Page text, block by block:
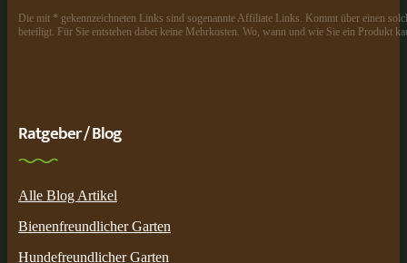
Die mit * gekennzeichneten Links sind sogenannte Affiliate Links. Kommt über einen
beteiligt. Für Sie entstehen dabei keine Mehrkosten. Wo, wann und wie Sie ein Produkt
Ratgeber / Blog
Alle Blog Artikel
Bienenfreundlicher Garten
Hundefreundlicher Garten